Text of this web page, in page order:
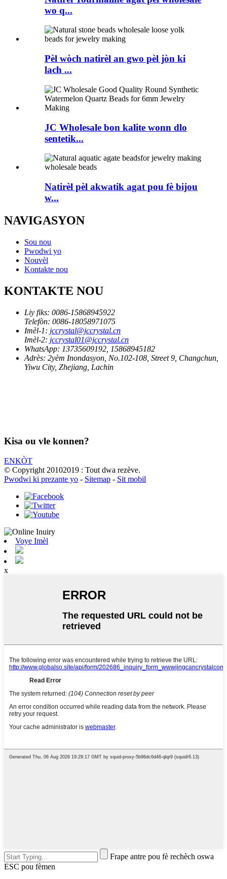
wo q...
Pèl wòch natirèl an gwo pèl jòn ki
lach ...
JC Wholesale bon kalite wonn dlo
sentetik...
Natirèl pèl akwatik agat pou fè bijou
w...
NAVIGASYON
Sou nou
Pwodwi yo
Nouvèl
Kontakte nou
KONTAKTE NOU
Liy fiks: 0086-15868945922
Telefòn: 0086-18058971075
Imèl-1: jccrystal@jccrystal.cn
Imèl-2: jccrystal01@jccrystal.cn
WhatsApp: 13735609192, 15868945182
Adrès: 2yèm Inondasyon, No.102-108, Street 9, Changchun,
Yiwu City, Zhejiang, Lachin
Kisa ou vle konnen?
ENKÒT
© Copyright 20102019 : Tout dwa rezève.
Pwodwi ki prezante yo - Sitemap - Sit mobil
Voye Imèl
x
Frape antre pou fè rechèch oswa
ESC pou fèmen